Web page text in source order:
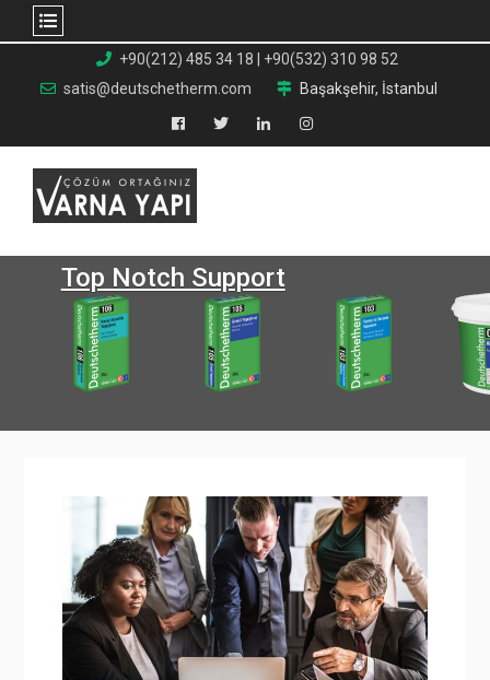
+90(212) 485 34 18 | +90(532) 310 98 52
satis@deutschetherm.com
Başakşehir, İstanbul
Facebook
TwitterLinkedinInstagram
Top Notch Support